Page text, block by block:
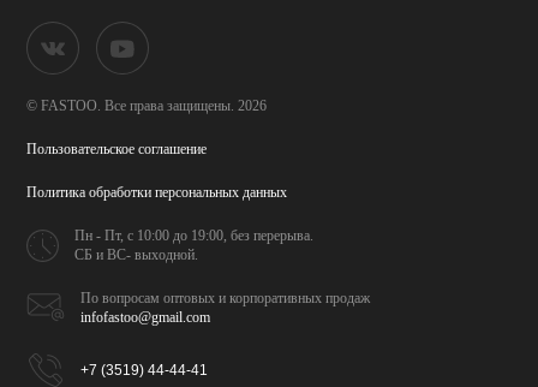
© FASTOO. Все права защищены. 2026
Пользовательское соглашение
Политика обработкиперсональных данных
Пн - Пт, с 10:00 до 19:00,без перерыва.
СБ и ВС- выходной.
По вопросам оптовых икорпоративных продаж
infofastoo@gmail.com
+7 (3519) 44-44-41